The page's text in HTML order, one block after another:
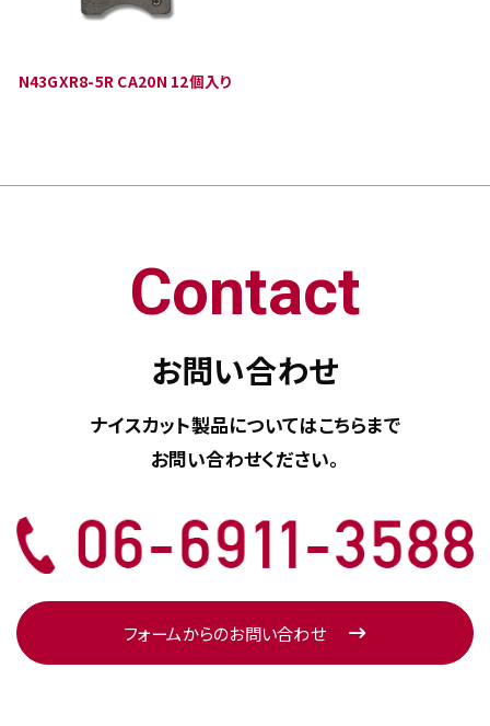
N43GXR8-5R CA20N 12個入り
Contact
お問い合わせ
ナイスカット製品についてはこちらまで
お問い合わせください。
フォームからのお問い合わせ